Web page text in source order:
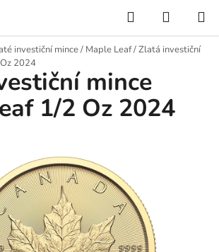
Hledat
investiční mince/ Maple Leaf/Zlatá investiční
2024
mince
1/2 Oz 2024